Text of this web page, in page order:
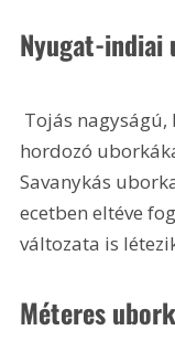
Nyugat-indiai
hordozó
Savanykás
ecetben eltéve
változata is
Méteres